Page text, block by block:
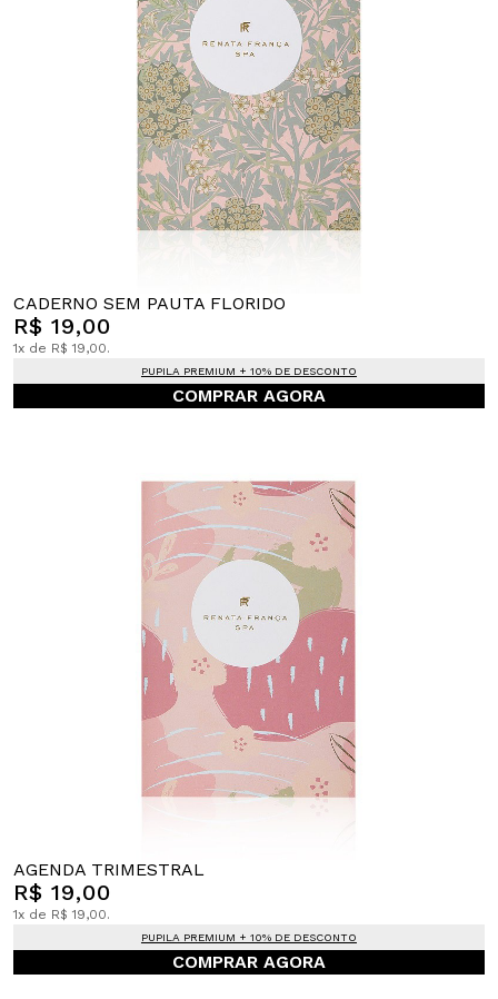
CADERNO SEM PAUTA FLORIDO
R$ 19,00
1x de R$ 19,00.
PUPILA PREMIUM + 10% DE DESCONTO
COMPRAR AGORA
AGENDA TRIMESTRAL
R$ 19,00
1x de R$ 19,00.
PUPILA PREMIUM + 10% DE DESCONTO
COMPRAR AGORA